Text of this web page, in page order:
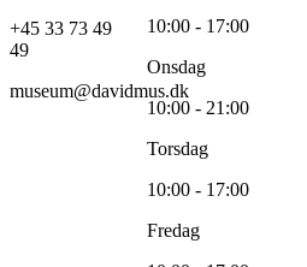
+45 33 73 49
49
museum@davidmus.dk
10:00 - 17:00
Onsdag
10:00 - 21:00
Torsdag
10:00 - 17:00
Fredag